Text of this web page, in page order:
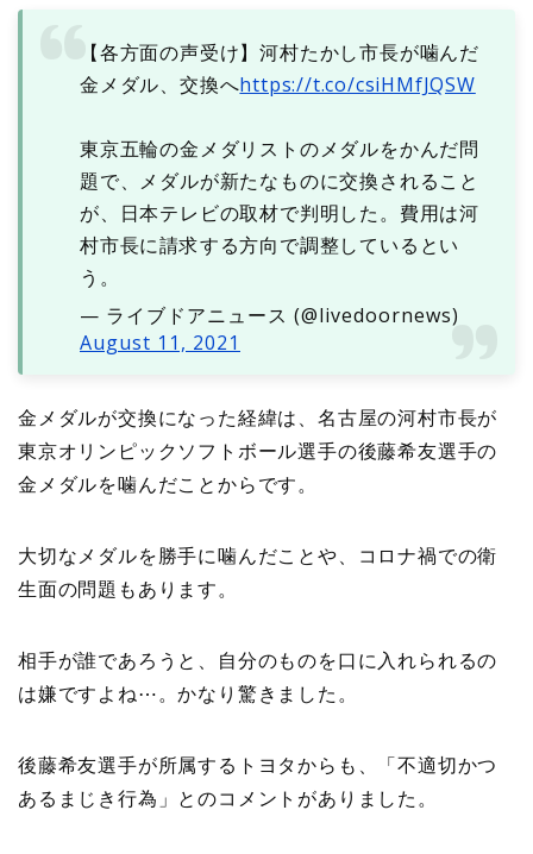
【各方面の声受け】河村たかし市長が噛んだ
金メダル、交換へhttps://t.co/csiHMfJQSW
東京五輪の金メダリストのメダルをかんだ問
題で、メダルが新たなものに交換されること
が、日本テレビの取材で判明した。費用は河
村市長に請求する方向で調整しているとい
う。
— ライブドアニュース (@livedoornews)
August 11, 2021
金メダルが交換になった経緯は、名古屋の河村市長が
東京オリンピックソフトボール選手の後藤希友選手の
金メダルを噛んだことからです。
大切なメダルを勝手に噛んだことや、コロナ禍での衛
生面の問題もあります。
相手が誰であろうと、自分のものを口に入れられるの
は嫌ですよね⋯。かなり驚きました。
後藤希友選手が所属するトヨタからも、「不適切かつ
あるまじき行為」とのコメントがありました。